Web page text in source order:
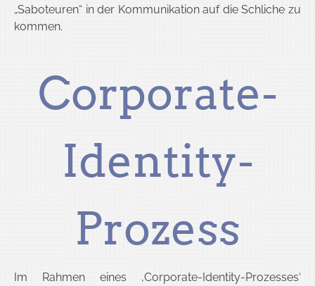
„Saboteuren“ in der Kommunikation auf die Schliche zu
kommen.
Corporate-
Identity-
Prozess
Im Rahmen eines ‚Corporate-Identity-Prozesses‘